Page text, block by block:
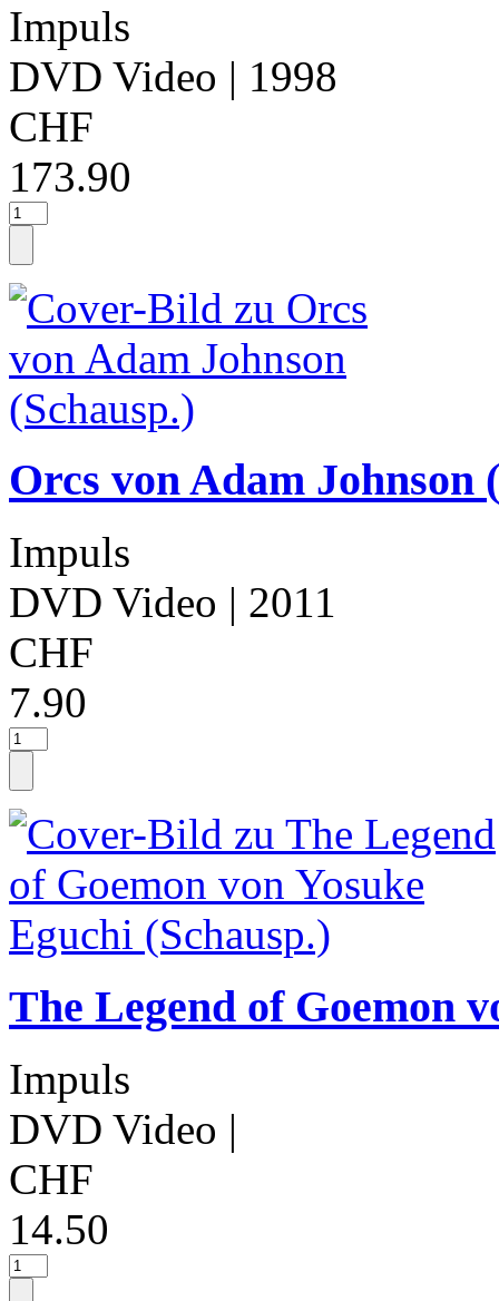
Impuls
DVD Video | 1998
CHF
173.90
Orcs von Adam Johnson
Impuls
DVD Video | 2011
CHF
7.90
The Legend of Goemon
Impuls
DVD Video |
CHF
14.50